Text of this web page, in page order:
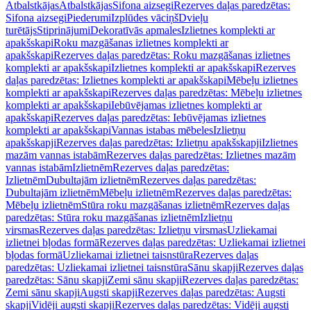
AtbalstkājasAtbalstkājasSifona aizsegiRezerves daļas paredzētas:
Sifona aizsegiPiederumiIzplūdes vāciņšDvieļu
turētājsStiprinājumiDekoratīvās apmalesIzlietnes komplekti ar
apakšskapiRoku mazgāšanas izlietnes komplekti ar
apakšskapiRezerves daļas paredzētas: Roku mazgāšanas izlietnes
komplekti ar apakšskapiIzlietnes komplekti ar apakšskapiRezerves
daļas paredzētas: Izlietnes komplekti ar apakšskapiMēbeļu izlietnes
komplekti ar apakšskapiRezerves daļas paredzētas: Mēbeļu izlietnes
komplekti ar apakšskapiIebūvējamas izlietnes komplekti ar
apakšskapiRezerves daļas paredzētas: Iebūvējamas izlietnes
komplekti ar apakšskapiVannas istabas mēbelesIzlietņu
apakšskapjiRezerves daļas paredzētas: Izlietņu apakšskapjiIzlietnes
mazām vannas istabāmRezerves daļas paredzētas: Izlietnes mazām
vannas istabāmIzlietnēmRezerves daļas paredzētas:
IzlietnēmDubultajām izlietnēmRezerves daļas paredzētas:
Dubultajām izlietnēmMēbeļu izlietnēmRezerves daļas paredzētas:
Mēbeļu izlietnēmStūra roku mazgāšanas izlietnēmRezerves daļas
paredzētas: Stūra roku mazgāšanas izlietnēmIzlietņu
virsmasRezerves daļas paredzētas: Izlietņu virsmasUzliekamai
izlietnei bļodas formāRezerves daļas paredzētas: Uzliekamai izlietnei
bļodas formāUzliekamai izlietnei taisnstūraRezerves daļas
paredzētas: Uzliekamai izlietnei taisnstūraSānu skapjiRezerves daļas
paredzētas: Sānu skapjiZemi sānu skapjiRezerves daļas paredzētas:
Zemi sānu skapjiAugsti skapjiRezerves daļas paredzētas: Augsti
skapjiVidēji augsti skapjiRezerves daļas paredzētas: Vidēji augsti